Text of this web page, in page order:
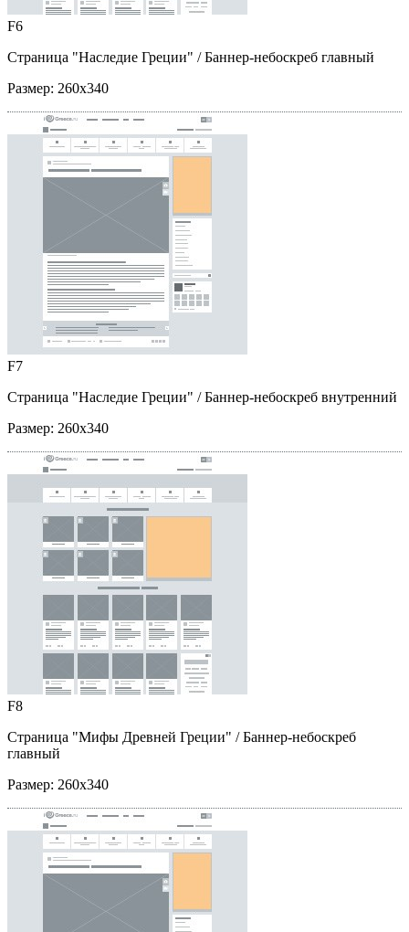
F6
Страница "Наследие Греции" / Баннер-небоскреб главный
Размер: 260x340
F7
Страница "Наследие Греции" / Баннер-небоскреб внутренний
Размер: 260x340
F8
Страница "Мифы Древней Греции" / Баннер-небоскреб
главный
Размер: 260x340